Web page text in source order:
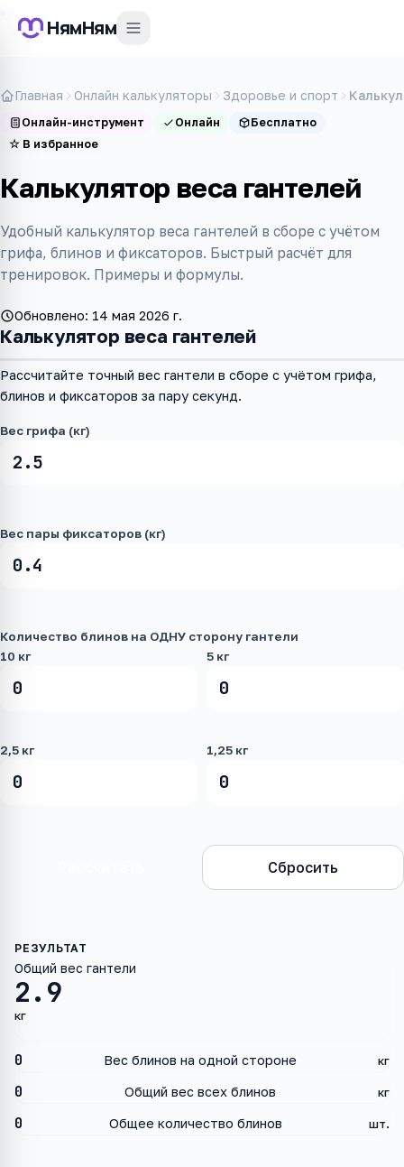
НямНям
Главная Онлайн калькуляторы Здоровье и спорт
Онлайн-инструмент Онлайн
Бесплатно
☆ В избранное
Калькулятор веса гантелей
Удобный калькулятор веса гантелей в сборе с учётом
грифа, блинов и фиксаторов. Быстрый расчёт для
тренировок. Примеры и формулы.
Обновлено: 14 мая 2026 г.
Калькулятор веса гантелей
Рассчитайте точный вес гантели в сборе с учётом грифа,
блинов и фиксаторов за пару секунд.
Вес грифа (кг)
Вес пары фиксаторов (кг)
Количество блинов на ОДНУ сторону гантели
10 кг
5 кг
2,5 кг 1,25 кг
Сбросить
2.9
Общий вес гантели
кг
0 Вес блинов на одной стороне кг
0 Общий вес всех блинов кг
0 Общее количество блинов шт.